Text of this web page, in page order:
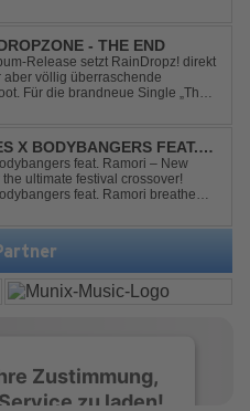
- THE END
Release setzt RainDropz! direkt
aber völlig überraschende
Für die brandneue Single „The
ei...X BODYBANGERS FEAT.
feat. Ramori – New
ultimate festival crossover!
feat. Ramori breathe
Techno Bigroom Festival
singalong moments t...
Zustimmung,
zu laden!